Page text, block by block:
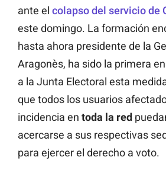
ante el colapso del servicio de
este domingo. La formación
hasta ahora presidente de la
Aragonès, ha sido la primera
a la Junta Electoral esta
que todos los usuarios
incidencia en toda la red
acercarse a sus respectivas
para ejercer el derecho a voto.